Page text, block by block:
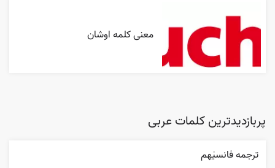
معنی کلمه اوشان
پربازدیدترین کلمات عربی
ترجمه فانسیٰهم